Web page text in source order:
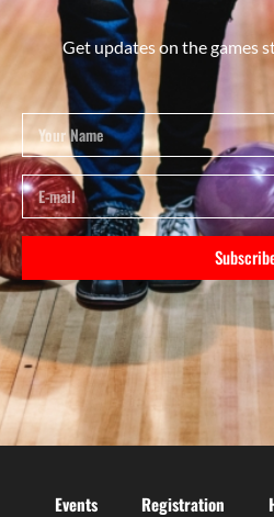
Get updates on the games
Events Registration